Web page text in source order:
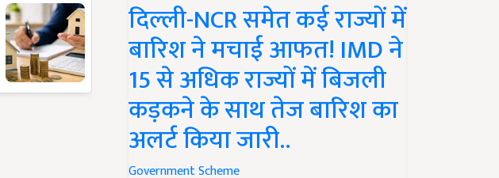
दिल्ली-NCR समेत कई राज्यों में
बारिश ने मचाई आफत! IMD ने
15 से अधिक राज्यों में बिजली
कड़कने के साथ तेज बारिश का
अलर्ट किया जारी..
Government Scheme